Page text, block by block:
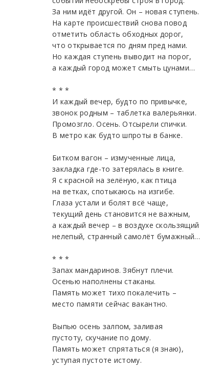
За ним идёт другой. Он – новая ступень.
На карте происшествий снова повод
отметить область обходных дорог,
что открывается по дням пред нами.
Но каждая ступень выводит на порог,
а каждый город может смыть цунами…
* * *
И каждый вечер, будто по привычке,
звонок родным – таблетка валерьянки.
Промозгло. Осень. Отсырели спички.
В метро как будто шпроты в банке.
Битком вагон – измученные лица,
закладка где-то затерялась в книге.
Я с красной на зелёную, как птица
на ветках, спотыкаюсь на изгибе.
Глаза устали и болят всё чаще,
текущий день становится не важным,
а каждый вечер – в воздухе скользящий
нелепый, странный самолёт бумажный…
* * *
Запах мандаринов. Зябнут плечи.
Осенью наполнены стаканы.
Память может тихо покалечить –
место памяти сейчас вакантно.
Выпью осень залпом, заливая
пустоту, скучание по дому.
Память может спрятаться (я знаю),
уступая пустоте истому.